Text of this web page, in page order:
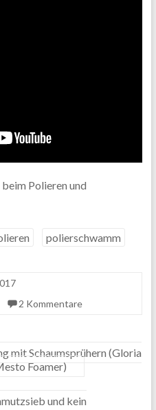
Polieren und
polierschwamm
2 Kommentare
mit Schaumsprühern (Gloria
Foamer)
und kein